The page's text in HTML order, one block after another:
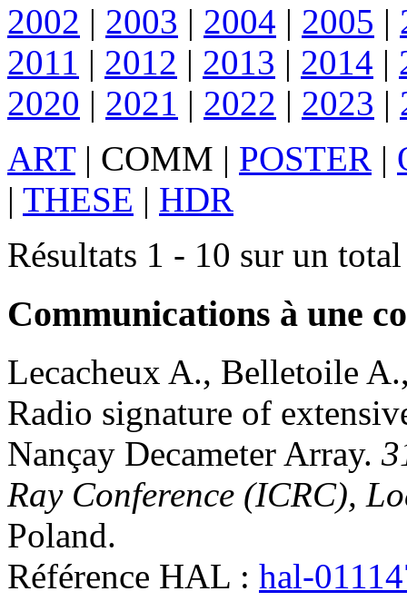
2002 | 2003 | 2004 | 2005 |
2011 | 2012 | 2013 | 2014 |
2020 | 2021 | 2022 | 2023 |
ART| COMM | POSTER |
| THESE | HDR
Résultats 1 - 10 sur un
Communications à une
Lecacheux A., Belletoile A.
Radio signature of
Nançay Decameter Array.
Ray Conference (ICRC),
Poland.
Référence HAL : hal-